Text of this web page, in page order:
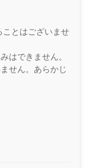
とはございませ
はできません。
せん。あらかじ